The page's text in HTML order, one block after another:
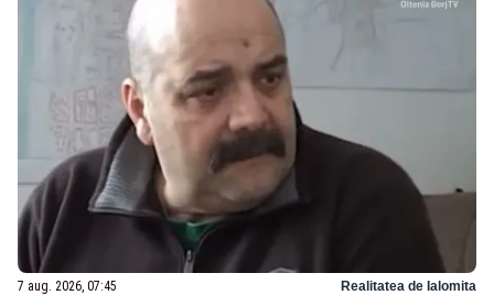
7 aug. 2026, 07:45 Realitatea de Ialomita